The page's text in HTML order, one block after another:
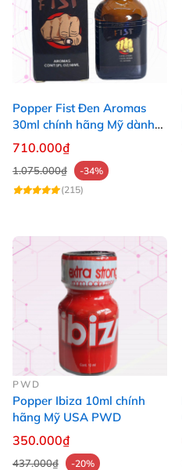
Popper Fist Đen Aromas
30ml chính hãng Mỹ dành
cho Top Bot
710.000₫
1.075.000₫
-34%
(215)
PWD
Popper Ibiza 10ml chính
hãng Mỹ USA PWD
350.000₫
437.000₫
-20%